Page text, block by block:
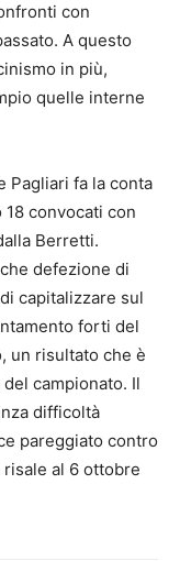
con
A questo
in più,
quelle interne
Pagliari fa la conta
convocati con
Berretti.
defezione di
capitalizzare sul
forti del
un risultato che è
campionato. Il
difficoltà
pareggiato contro
risale al 6 ottobre